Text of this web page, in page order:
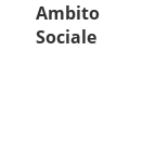
Ambito
Sociale